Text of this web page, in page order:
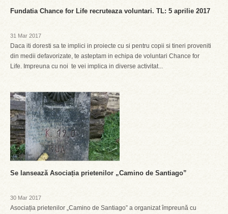
Fundatia Chance for Life recruteaza voluntari. TL: 5 aprilie 2017
31 Mar 2017
Daca iti doresti sa te implici in proiecte cu si pentru copii si tineri proveniti
din medii defavorizate, te asteptam in echipa de voluntari Chance for
Life. Impreuna cu noi te vei implica in diverse activitat...
Se lansează Asociația prietenilor „Camino de Santiago”
30 Mar 2017
Asociația prietenilor „Camino de Santiago” a organizat împreună cu